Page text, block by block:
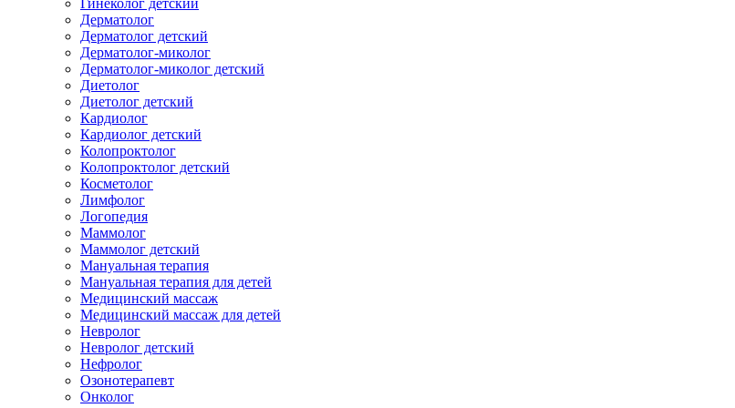
Гинеколог детский
Дерматолог
Дерматолог детский
Дерматолог-миколог
Дерматолог-миколог детский
Диетолог
Диетолог детский
Кардиолог
Кардиолог детский
Колопроктолог
Колопроктолог детский
Косметолог
Лимфолог
Логопедия
Маммолог
Маммолог детский
Мануальная терапия
Мануальная терапия для детей
Медицинский массаж
Медицинский массаж для детей
Невролог
Невролог детский
Нефролог
Озонотерапевт
Онколог